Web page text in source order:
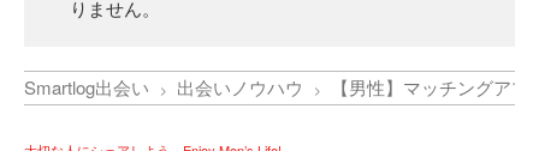
りません。
Smartlog出会い 出会いノウハウ 【男性】マッチングア